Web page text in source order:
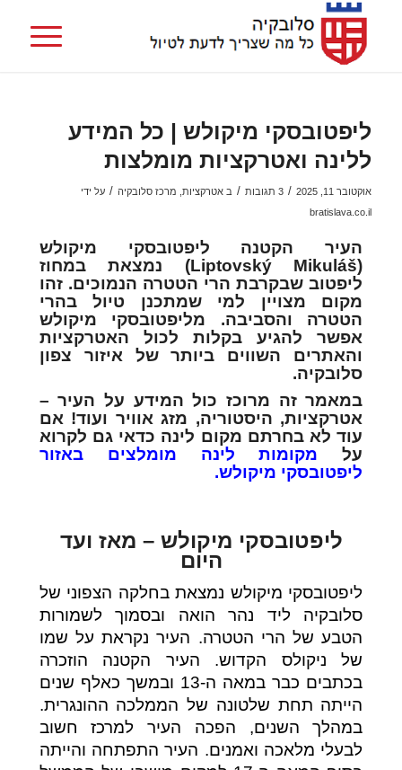
ליפטובסקי מיקולש | כל המידע
ללינה ואטרקציות מומלצות
אוקטובר 11, 2025 / 3 תגובות / ב אטרקציות, מרכז סלובקיה / על ידי
bratislava.co.il
העיר הקטנה ליפטובסקי מיקולש
(Liptovský Mikuláš) נמצאת במחוז
ליפטוב שבקרבת הרי הטטרה הנמוכים. זהו
מקום מצויין למי שמתכנן טיול בהרי
הטטרה והסביבה. מליפטובסקי מיקולש
אפשר להגיע בקלות לכול האטרקציות
והאתרים השווים ביותר של איזור צפון
סלובקיה.
במאמר זה מרוכז כול המידע על העיר –
אטרקציות, היסטוריה, מזג אוויר ועוד! אם
עוד לא בחרתם מקום לינה כדאי גם לקרוא
על מקומות לינה מומלצים באזור
ליפטובסקי מיקולש.
ליפטובסקי מיקולש – מאז ועד
היום
ליפטובסקי מיקולש נמצאת בחלקה הצפוני של
סלובקיה ליד נהר הואה ובסמוך לשמורות
הטבע של הרי הטטרה. העיר נקראת על שמו
של ניקולס הקדוש. העיר הקטנה הוזכרה
בכתבים כבר במאה ה-13 ובמשך כאלף שנים
הייתה תחת שלטונה של הממלכה ההונגרית.
במהלך השנים, הפכה העיר למרכז חשוב
לבעלי מלאכה ואמנים. העיר התפתחה והייתה